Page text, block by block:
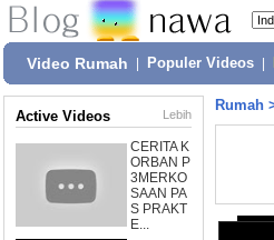
Video Rumah Populer Videos
Active Videos Lebih
CERITA K
ORBAN P
3MERKO
SAAN PA
S PRAKT
E...
Rumah